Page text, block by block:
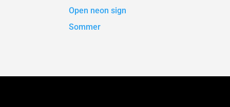
Open neon sign
Sommer